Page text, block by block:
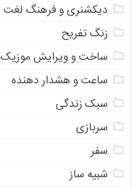
دیکشنری و فرهنگ لغت
زنگ تفریح
ساخت و ویرایش موزیک
ساعت و هشدار دهنده
سبک زندگی
سربازی
سفر
شبیه ساز